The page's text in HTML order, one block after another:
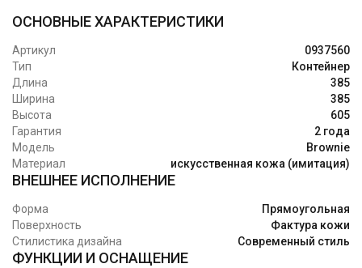
ОСНОВНЫЕ ХАРАКТЕРИСТИКИ
Артикул
0937560
Тип
Контейнер
Длина
385
Ширина
385
Высота
605
Гарантия
2 года
Модель
Brownie
Материал
искусственная кожа (имитация)
ВНЕШНЕЕ ИСПОЛНЕНИЕ
Форма
Прямоугольная
Поверхность
Фактура кожи
Стилистика дизайна
Современный стиль
ФУНКЦИИ И ОСНАЩЕНИЕ